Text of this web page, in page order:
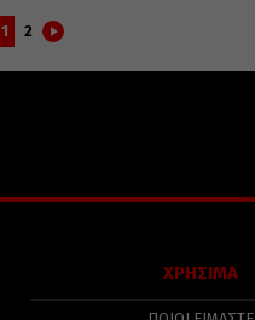
1 2
ΧΡΗΣΙΜΑ